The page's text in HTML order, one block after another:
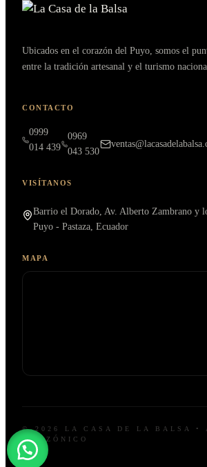
Ubicados en el corazón del Puyo, somos el
entre la tradición artesanal y el turismo
CONTACTO
0999
014 439
0969
043 530
VISÍTANOS
Barrio el Dorado, Av. Alberto Zambrano y
Puyo - Pastaza, Ecuador
MAPA
© 2026 LA CASA DE LA BALSA •
AMAZÓNICO